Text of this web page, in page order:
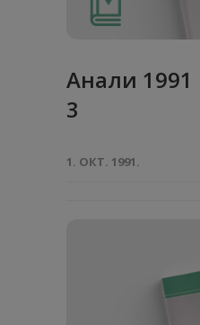
Анaли
3
1. ОКТ. 1991.